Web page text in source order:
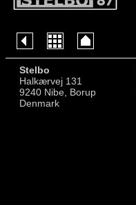
Stelbo
Halkærvej 131
9240 Nibe, Borup
Denmark